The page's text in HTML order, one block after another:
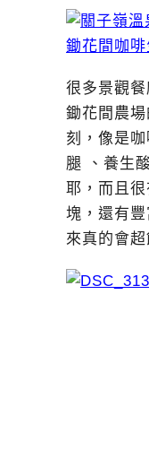
很多景觀
鋤花間農
刻，像是
腿 、養生
耶，而且
塊，還有
來真的會超